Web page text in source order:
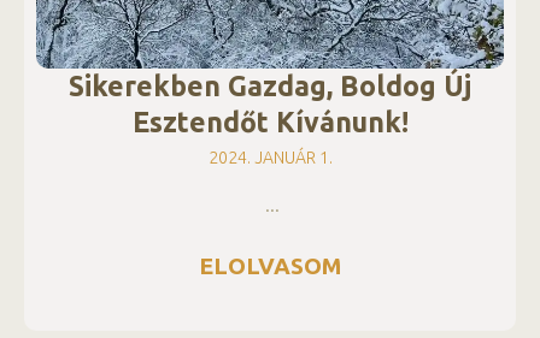
Sikerekben Gazdag, Boldog Új
Esztendőt Kívánunk!
2024. JANUÁR 1.
ELOLVASOM